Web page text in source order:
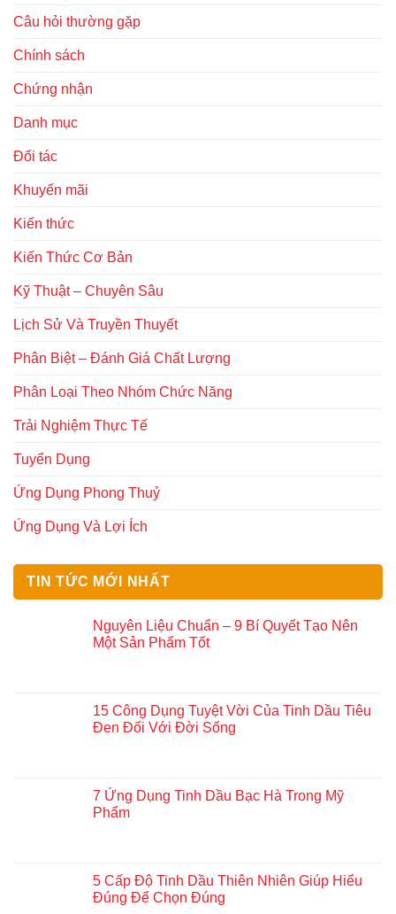
Câu hỏi thường gặp
Chính sách
Chứng nhận
Danh mục
Đối tác
Khuyến mãi
Kiến thức
Kiến Thức Cơ Bản
Kỹ Thuật – Chuyên Sâu
Lịch Sử Và Truyền Thuyết
Phân Biệt – Đánh Giá Chất Lượng
Phân Loại Theo Nhóm Chức Năng
Trải Nghiệm Thực Tế
Tuyển Dụng
Ứng Dụng Phong Thuỷ
Ứng Dụng Và Lợi Ích
TIN TỨC MỚI NHẤT
Nguyên Liệu Chuẩn – 9 Bí Quyết Tạo Nên
Một Sản Phẩm Tốt
15 Công Dụng Tuyệt Vời Của Tinh Dầu Tiêu
Đen Đối Với Đời Sống
7 Ứng Dụng Tinh Dầu Bạc Hà Trong Mỹ
Phẩm
5 Cấp Độ Tinh Dầu Thiên Nhiên Giúp Hiểu
Đúng Để Chọn Đúng